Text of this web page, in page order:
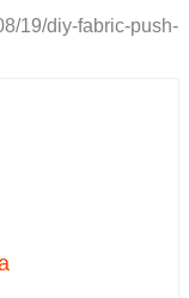
19/diy-fabric-push-